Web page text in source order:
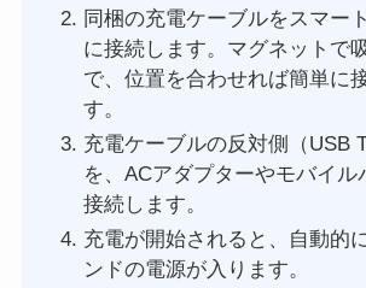
同梱の充電ケーブルをスマー
に接続します。マグネットで
で、位置を合わせれば簡単に
す。
充電ケーブルの反対側（USB
を、ACアダプターやモバイル
接続します。
充電が開始されると、自動的
ンドの電源が入ります。